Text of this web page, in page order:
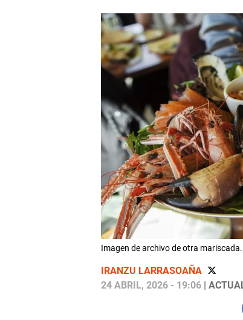
Imagen de archivo de otra
IRANZU LARRASOAÑA
24 ABRIL, 2026 - 19:06|